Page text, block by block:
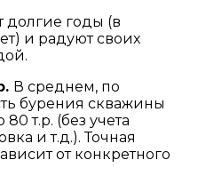
годы (в
и радуют своих
В среднем, по
бурения скважины
т.р. (без учета
и т.д.). Точная
от конкретного